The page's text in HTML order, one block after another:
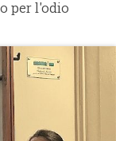
per l'odio